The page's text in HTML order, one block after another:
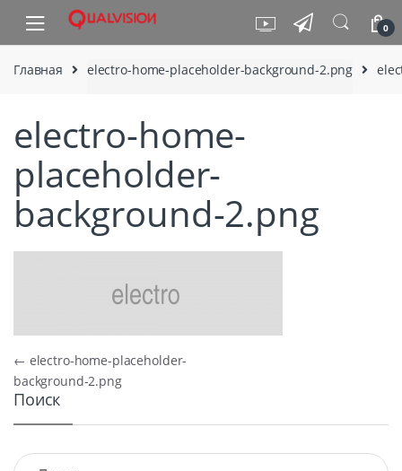
Skip to navigation
Skip to content
0
Главная electro-home-placeholder-background-2.png
electro-home-
placeholder-
background-2.png
Навигация по записям
← electro-home-placeholder-
background-2.png
Поиск
Найти: